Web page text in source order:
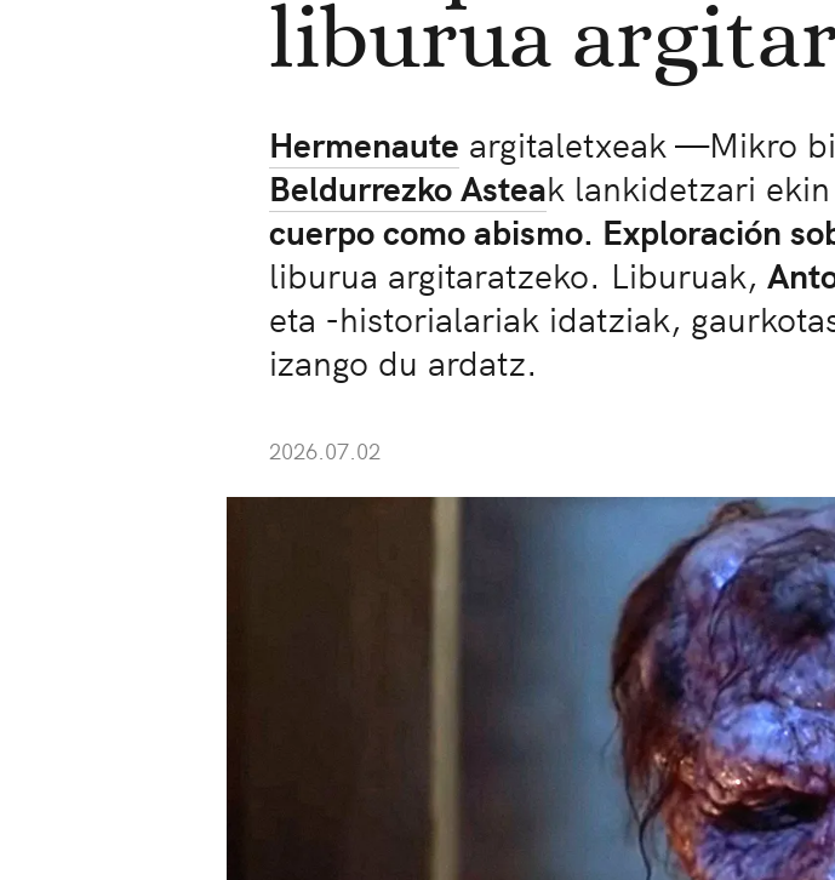
liburua
Hermenaute argitaletxeak —Mikro
Beldurrezko Asteak lankidetzari
cuerpo como abismo. Exploración
liburua argitaratzeko. Liburuak,
eta -historialariak idatziak,
izango du ardatz.
2026.07.02